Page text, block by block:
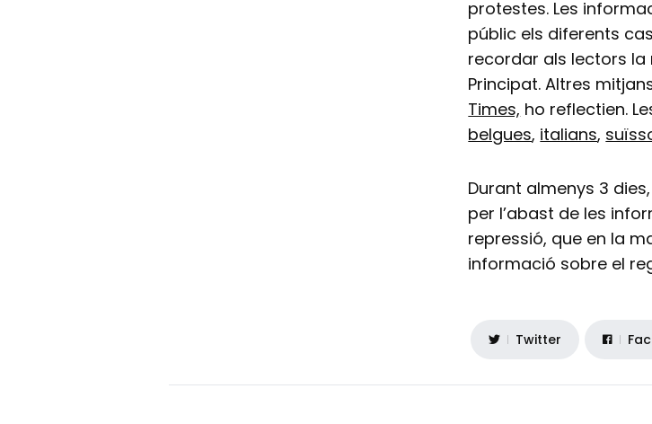
protestes. Les
públic els diferents
recordar als lectors
Principat. Altres
Times, ho reflectien.
belgues, italians,
Durant almenys 3
per l’abast de les
repressió, que en la
informació sobre el
Twitter